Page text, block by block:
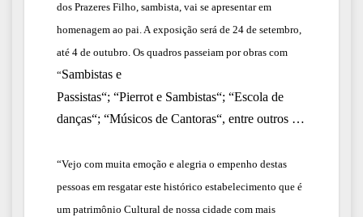
dos Prazeres Filho, sambista, vai se apresentar em
homenagem ao pai. A exposição será de 24 de setembro,
até 4 de outubro. Os quadros passeiam por obras com
“Sambistas e
Passistas“; “Pierrote Sambistas“; “Escola de
danças“; “Músicos de Cantoras“, entre outros …
“Vejo com muita emoção e alegria o empenho destas
pessoas em resgatar este histórico estabelecimento que é
um patrimônio Cultural de nossa cidade com mais